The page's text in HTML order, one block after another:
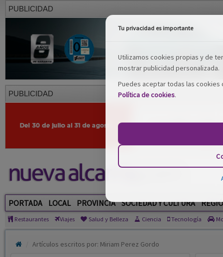
PUBLICIDAD
PUBLICIDAD
PORTADA LOCAL PROVINCIA SOCIEDAD Y CULTURA
Restaurantes Viajes Salud y Belleza Ciencia Tecnología
Artículos escritos por: Miriam Perez Gordo
Tu privacidad es importante
Utilizamos cookies propias y de
mostrar publicidad personalizada.
Puedes aceptar todas las
Política de cookies.